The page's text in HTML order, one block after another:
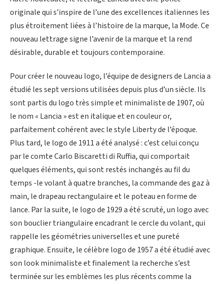
originale qui s’inspire de l’une des excellences italiennes les
plus étroitement liées à l’histoire de la marque, la Mode. Ce
nouveau lettrage signe l’avenir de la marque et la rend
désirable, durable et toujours contemporaine.
Pour créer le nouveau logo, l’équipe de designers de Lancia a
étudié les sept versions utilisées depuis plus d’un siècle. Ils
sont partis du logo très simple et minimaliste de 1907, où
le nom « Lancia » est en italique et en couleur or,
parfaitement cohérent avec le style Liberty de l’époque.
Plus tard, le logo de 1911 a été analysé : c’est celui conçu
par le comte Carlo Biscaretti di Ruffia, qui comportait
quelques éléments, qui sont restés inchangés au fil du
temps -le volant à quatre branches, la commande des gaz à
main, le drapeau rectangulaire et le poteau en forme de
lance. Par la suite, le logo de 1929 a été scruté, un logo avec
son bouclier triangulaire encadrant le cercle du volant, qui
rappelle les géométries universelles et une pureté
graphique. Ensuite, le célèbre logo de 1957 a été étudié avec
son look minimaliste et finalement la recherche s’est
terminée sur les emblèmes les plus récents comme la